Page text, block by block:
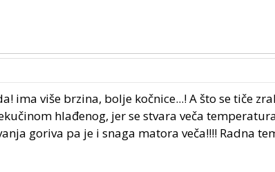
ima više brzina, bolje kočnice...! A što se tiče
hlađenog, jer se stvara veča
goriva pa je i snaga matora veča!!!! Radna